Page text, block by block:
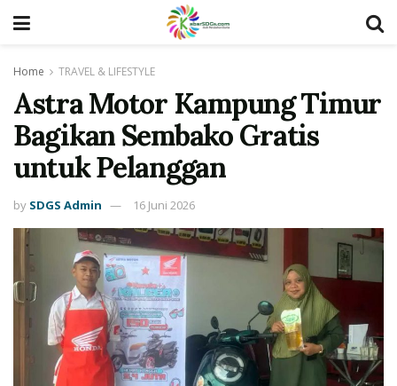
Home TRAVEL & LIFESTYLE
Astra Motor Kampung Timur
Bagikan Sembako Gratis
untuk Pelanggan
by SDGS Admin 16 Juni 2026